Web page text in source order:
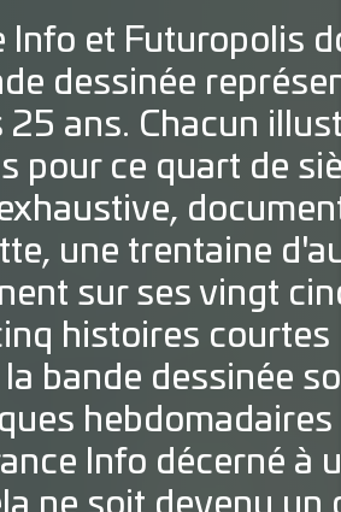
Info et Futuropolis
dessinée
25 ans. Chacun
pour ce quart de
une trentaine
sur ses vingt
histoires courtes
la bande dessinée
Info décerné à